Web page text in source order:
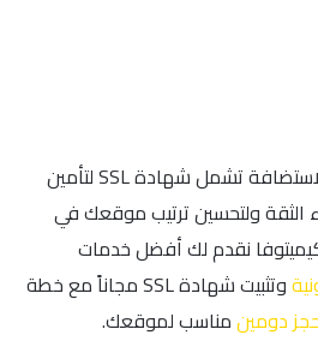
ولكن، تأكد من أن خطة الاستضافة تشمل شهادة SSL لتأمين
الثقة ولتحسين ترتيب موقعك في
نقدم لك أفضل خدمات
وتثبيت شهادة SSL مجاناً مع خطة
دومينمناسب لموقعك.